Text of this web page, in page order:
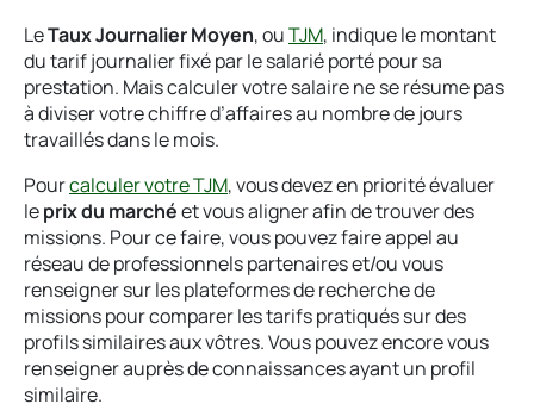
LeTaux Journalier Moyen, ouTJM, indique le montant
du tarif journalier fixé par le salarié porté pour sa
prestation. Mais calculer votre salaire ne se résume pas
à diviser votre chiffre d’affaires au nombre de jours
travaillés dans le mois.
Pourcalculer votre TJM, vous devez en priorité évaluer
leprix du marchéet vous aligner afin de trouver des
missions. Pour ce faire, vous pouvez faire appel au
réseau de professionnels partenaires et/ou vous
renseigner sur les plateformes de recherche de
missions pour comparer les tarifs pratiqués sur des
profils similaires aux vôtres. Vous pouvez encore vous
renseigner auprès de connaissances ayant un profil
similaire.